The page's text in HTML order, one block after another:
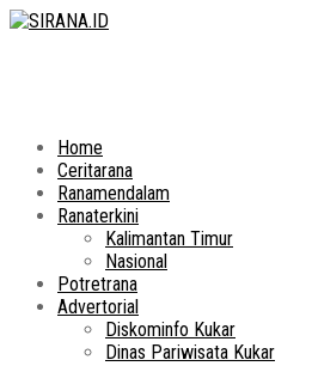
Home
Ceritarana
Ranamendalam
Ranaterkini
Kalimantan Timur
Nasional
Potretrana
Advertorial
Diskominfo Kukar
Dinas Pariwisata Kukar